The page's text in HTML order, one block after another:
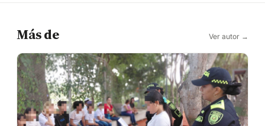
Más de Ver autor →